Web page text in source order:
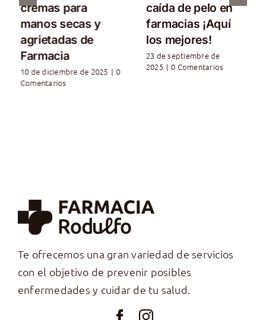
cremas para
manos secas y
agrietadas de
Farmacia
10 de diciembre de 2025
0
Comentarios
caída de pelo en
farmacias ¡Aquí
los mejores!
23 de septiembre de
2025 | 0 Comentarios
Te ofrecemos una gran variedad de servicios
con el objetivo de prevenir posibles
enfermedades y cuidar de tu salud.